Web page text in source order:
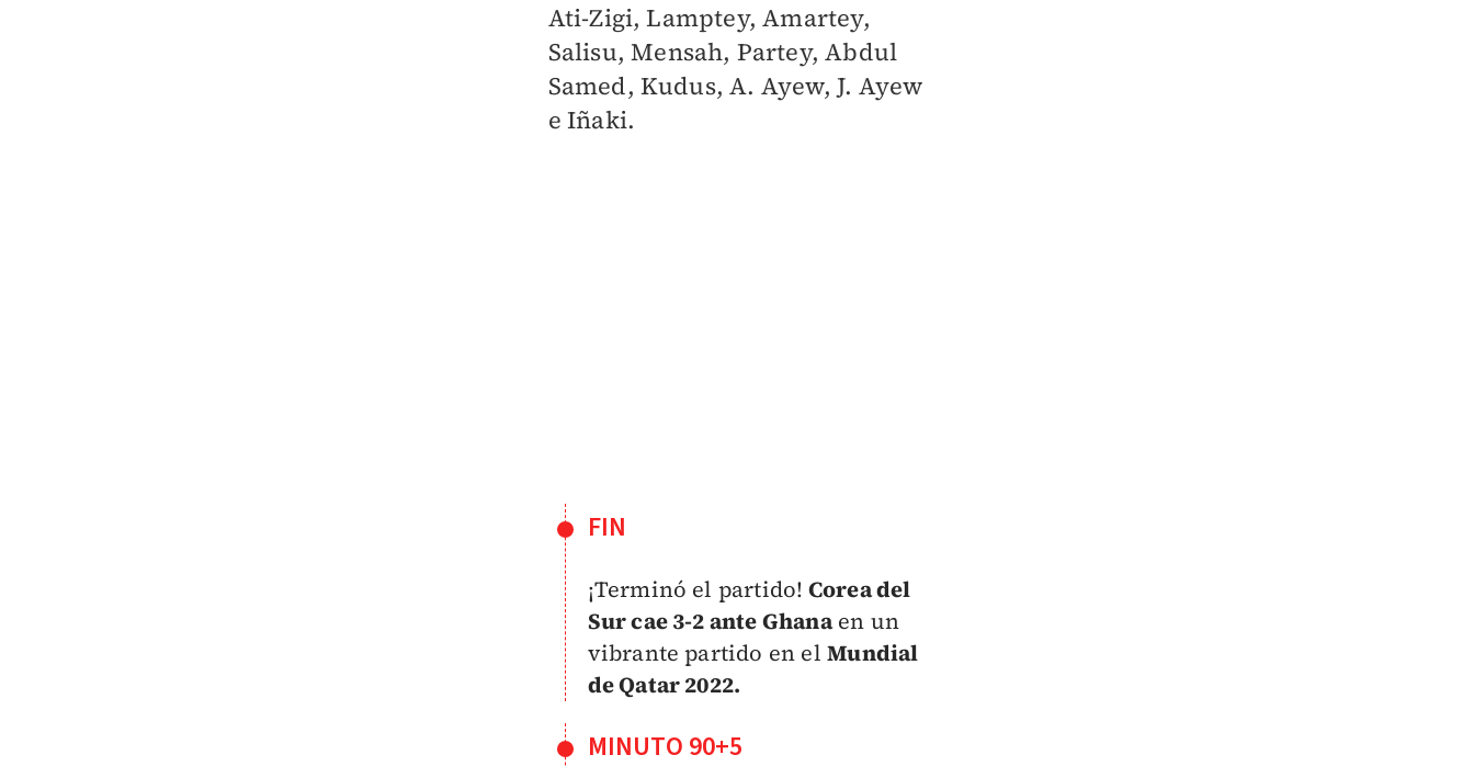
Ati-Zigi, Lamptey, Amartey,
Salisu, Mensah, Partey, Abdul
Samed, Kudus, A. Ayew, J. Ayew
e Iñaki.
FIN
¡Terminó el partido! Corea del
Sur cae 3-2 ante Ghanaen un
vibrante partido en elMundial
de Qatar 2022.
MINUTO 90+5